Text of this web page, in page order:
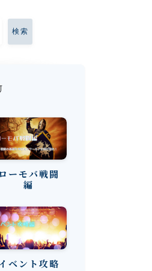
検索
ローモバ戦闘
編
ベント攻略